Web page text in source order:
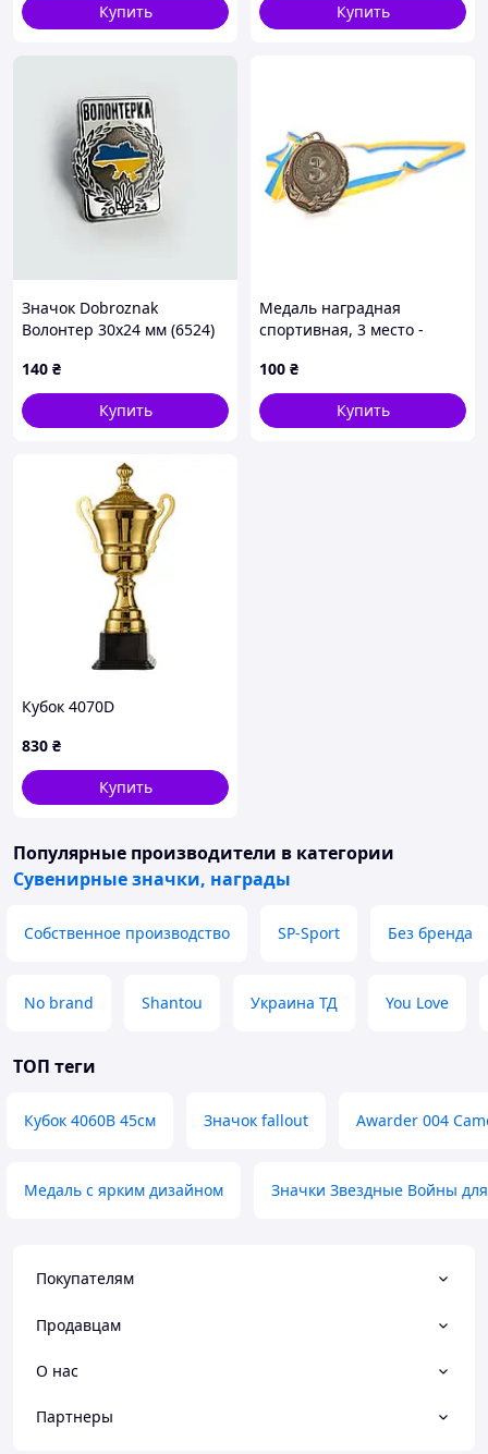
Купить
Купить
Значок Dobroznak
Волонтер 30х24 мм (6524)
140 ₴
Купить
Медаль наградная
спортивная, 3 место -
100 ₴
Купить
Кубок 4070D
830 ₴
Купить
Популярные производители в категории
Сувенирные значки, награды
Собственное производство SP-Sport Без бренда
No brand Shantou Украина ТД You Love
ТОП теги
Кубок 4060В 45см Значок fallout Awarder 004
Медаль с ярким дизайном Значки Звездные Войны
Покупателям
Продавцам
О нас
Партнеры